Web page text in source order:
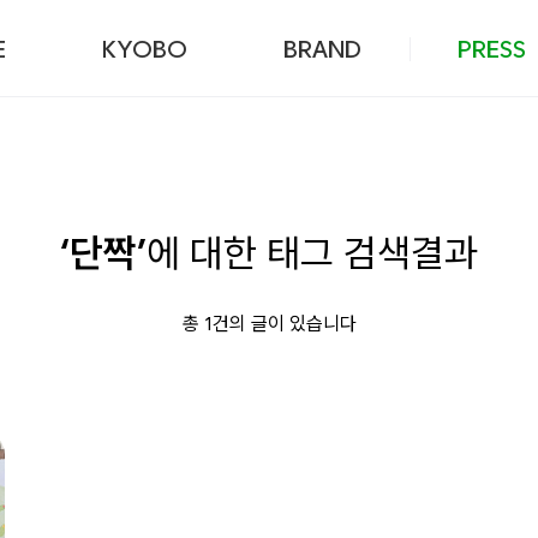
KYOBO BRAND PRESS
‘단짝’에 대한 태그 검색결과
총 1건의 글이 있습니다